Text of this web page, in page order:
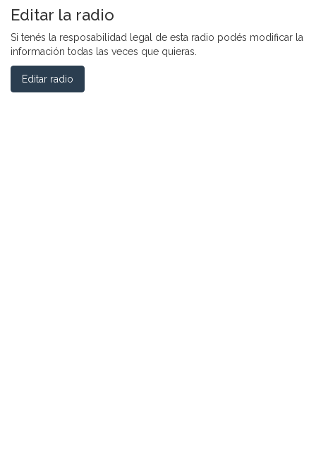
Editar la radio
Si tenés la resposabilidad legal de esta radio podés modificar la
información todas las veces que quieras.
Editar radio